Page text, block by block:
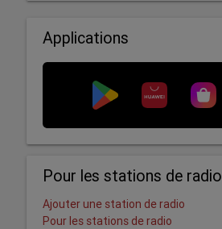
Applications
Pour les stations de radio
Ajouter une station de radio
Pour les stations de radio